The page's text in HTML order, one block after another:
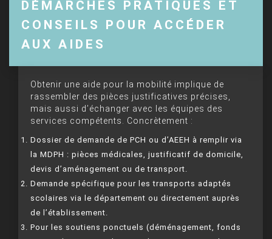
DÉMARCHES PRATIQUES ET
CONSEILS POUR ACCÉDER
AUX AIDES
Obtenir une aide pour la mobilité implique de
rassembler des pièces justificatives précises,
mais aussi d’échanger avec les équipes des
services compétents. Concrètement :
Dossier de demande de PCH ou d’AEEH à remplir via
la MDPH : pièces médicales, justificatif de domicile,
devis d’aménagement ou de transport.
Demande spécifique pour les transports adaptés
scolaires via le département ou directement auprès
de l’établissement.
Pour les soutiens ponctuels (déménagement, fonds